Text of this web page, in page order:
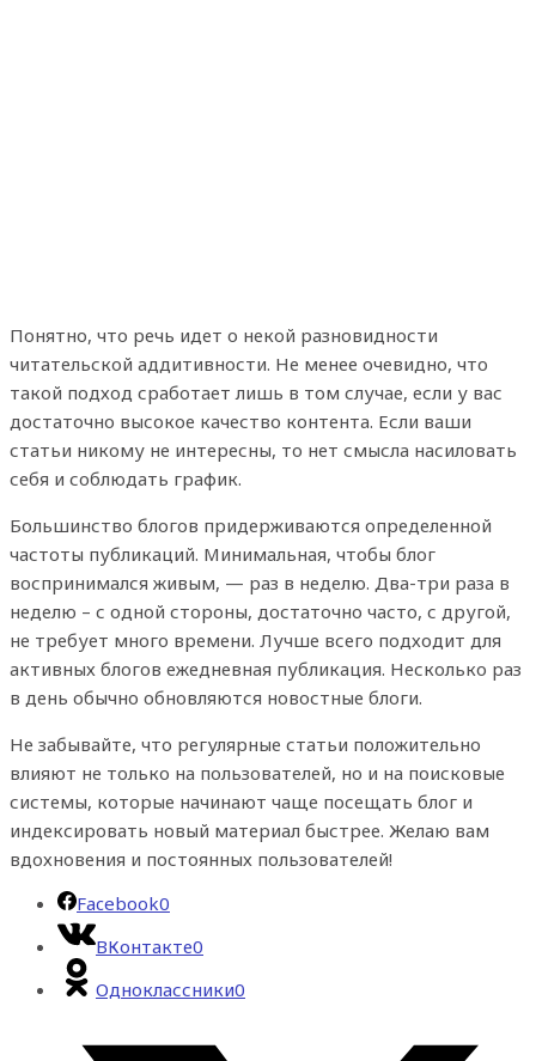
Понятно, что речь идет о некой разновидности
читательской аддитивности. Не менее очевидно, что
такой подход сработает лишь в том случае, если у вас
достаточно высокое качество контента. Если ваши
статьи никому не интересны, то нет смысла насиловать
себя и соблюдать график.
Большинство блогов придерживаются определенной
частоты публикаций. Минимальная, чтобы блог
воспринимался живым, — раз в неделю. Два-три раза в
неделю – с одной стороны, достаточно часто, с другой,
не требует много времени. Лучше всего подходит для
активных блогов ежедневная публикация. Несколько раз
в день обычно обновляются новостные блоги.
Не забывайте, что регулярные статьи положительно
влияют не только на пользователей, но и на поисковые
системы, которые начинают чаще посещать блог и
индексировать новый материал быстрее. Желаю вам
вдохновения и постоянных пользователей!
Facebook0
ВКонтакте0
Одноклассники0